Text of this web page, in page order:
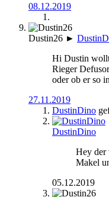
08.12.2019
Dustin26 ►
Hi Dustin
Rieger
oder ob er so
27.11.2019
DustinDino
DustinDino
Hey der
Makel
05.12.2019